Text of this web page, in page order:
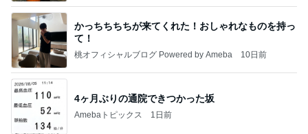
かっちちちちが来てくれた！おしゃれなものを持っ
て！
桃オフィシャルブログ Powered by Ameba 10日前
4ヶ月ぶりの通院できつかった坂
Amebaトピックス 1日前